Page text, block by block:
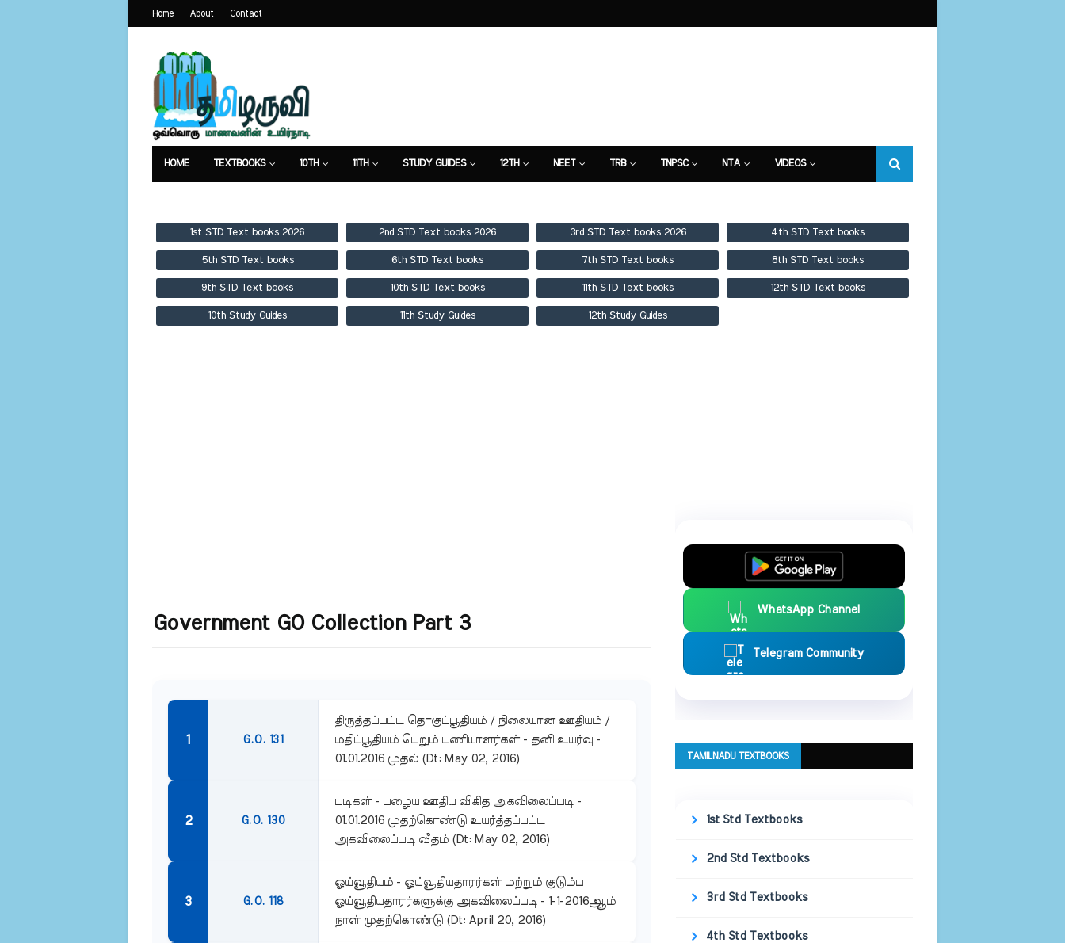
Home About Contact
HOME TEXTBOOKS 10TH 11TH STUDY GUIDES 12TH NEET TRB TNPSC NTA VIDEOS
1st STD Text books 2026 2nd STD Text books 2026 3rd STD Text books 2026 4th STD Text books
5th STD Text books 6th STD Text books 7th STD Text books 8th STD Text books
9th STD Text books 10th STD Text books 11th STD Text books 12th STD Text books
10th Study Guides 11th Study Guides 12th Study Guides
Government GO Collection Part 3
G.O. 131
திருத்தப்பட்ட தொகுப்பூதியம் / நிலையான ஊதியம் /
மதிப்பூதியம் பெறும் பணியாளர்கள் - தனி உயர்வு -
01.01.2016 முதல் (Dt: May 02, 2016)
G.O. 130
படிகள் - பழைய ஊதிய விகித அகவிலைப்படி -
01.01.2016 முதற்கொண்டு உயர்த்தப்பட்ட
அகவிலைப்படி வீதம் (Dt: May 02, 2016)
G.O. 118
ஓய்வூதியம் - ஓய்வூதியதாரர்கள் மற்றும் குடும்ப
ஓய்வூதியதாரர்களுக்கு அகவிலைப்படி - 1-1-2016ஆம்
நாள் முதற்கொண்டு (Dt: April 20, 2016)
WhatsApp Channel
Telegram Community
TAMILNADU TEXTBOOKS
1st Std Textbooks
2nd Std Textbooks
3rd Std Textbooks
4th Std Textbooks